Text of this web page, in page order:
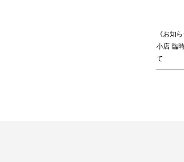
《お知
小店 臨
て